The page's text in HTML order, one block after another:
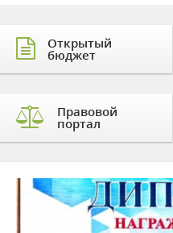
Открытый
бюджет
Правовой
портал